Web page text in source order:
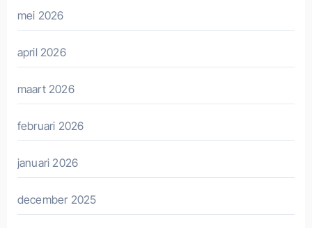
mei 2026
april 2026
maart 2026
februari 2026
januari 2026
december 2025